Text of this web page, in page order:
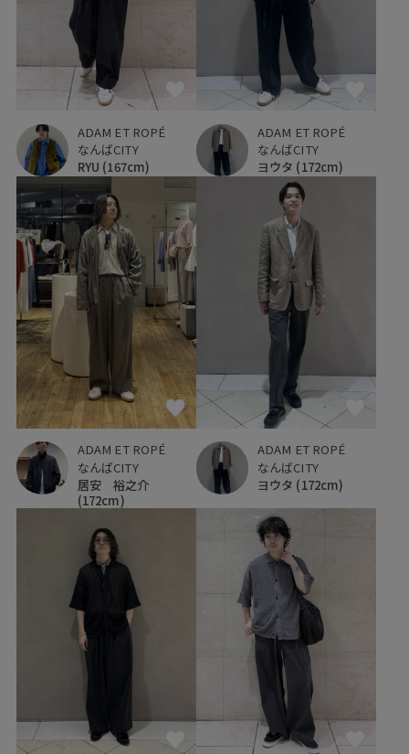
ADAM ET ROPÉ
なんばCITY
RYU (167cm)
ADAM ET ROPÉ
なんばCITY
ヨウタ (172cm)
ADAM ET ROPÉ
なんばCITY
居安 裕之介
(172cm)
ADAM ET ROPÉ
なんばCITY
ヨウタ (172cm)